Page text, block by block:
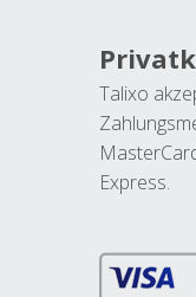
Talixo
Express.